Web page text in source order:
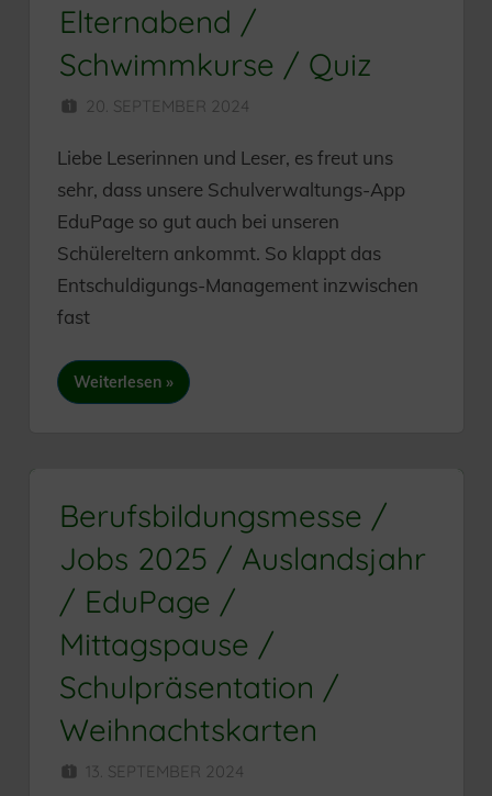
Elternabend /
Schwimmkurse / Quiz
20. SEPTEMBER 2024
Liebe Leserinnen und Leser, es freut uns
sehr, dass unsere Schulverwaltungs-App
EduPage so gut auch bei unseren
Schülereltern ankommt. So klappt das
Entschuldigungs-Management inzwischen
fast
Weiterlesen
Berufsbildungsmesse /
Jobs 2025 / Auslandsjahr
/ EduPage /
Mittagspause /
Schulpräsentation /
Weihnachtskarten
13. SEPTEMBER 2024